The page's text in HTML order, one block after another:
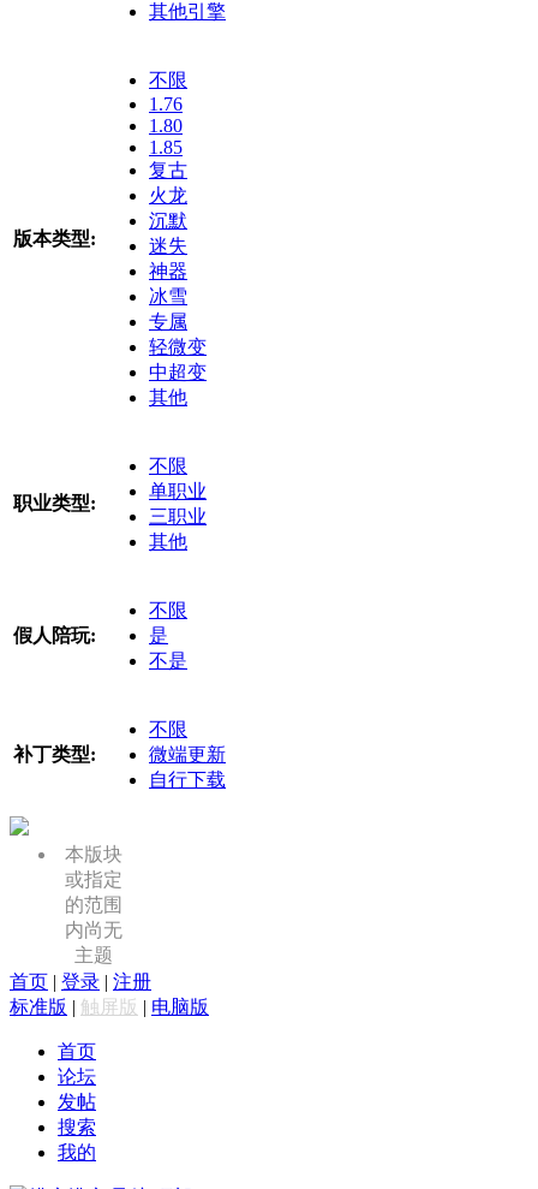
其他引擎
版本类型:
不限
1.76
1.80
1.85
复古
火龙
沉默
迷失
神器
冰雪
专属
轻微变
中超变
其他
职业类型:
不限
单职业
三职业
其他
假人陪玩:
不限
是
不是
补丁类型:
不限
微端更新
自行下载
本版块
或指定
的范围
内尚无
主题
首页 | 登录 | 注册
标准版 | 触屏版 | 电脑版
首页
论坛
发帖
搜索
我的